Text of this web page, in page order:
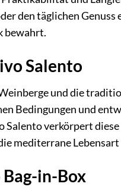
den täglichen Genuss
bewahrt.
Salento
und die
Bedingungen und
verkörpert
mediterrane
in-Box